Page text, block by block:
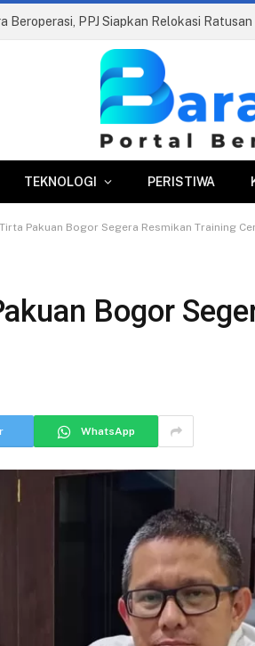
Parkir, Peran Danru Diusulkan Dihapus
TEKNOLOGI PERISTIWA
Pakuan Bogor Segera Resmikan Training
Bogor
WhatsApp